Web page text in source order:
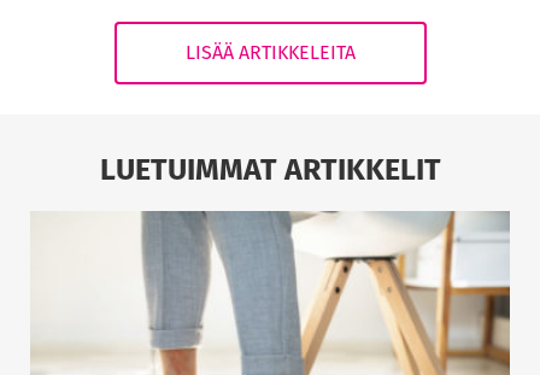
LISÄÄ ARTIKKELEITA
LUETUIMMAT ARTIKKELIT